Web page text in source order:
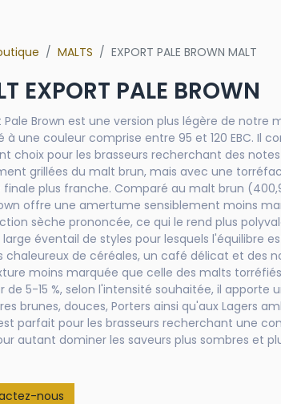
MALTS EXPORT PALE BROWN MALT
EXPORT PALE BROWN
Pale Brown est une version plus légère de notre
à une couleur comprise entre 95 et 120 EBC. Il
choix pour les brasseurs recherchant des
grillées du malt brun, mais avec une
plus franche. Comparé au malt brun (400,9
offre une amertume sensiblement moins
sèche prononcée, ce qui le rend plus
éventail de styles pour lesquels l'équilibre
chaleureux de céréales, un café délicat et des
moins marquée que celle des malts
de 5-15 %, selon l'intensité souhaitée, il apporte
brunes, douces, Porters ainsi qu'aux Lagers
parfait pour les brasseurs recherchant une
autant dominer les saveurs plus sombres et
nous